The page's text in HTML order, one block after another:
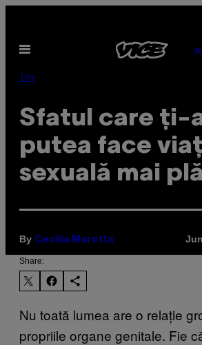
content
Open
18+
Sfatul care ți-
putea face
sexuală mai
By Cecilia Marotta
Share:
Nu toată lumea are o relație
propriile organe genitale. Fie